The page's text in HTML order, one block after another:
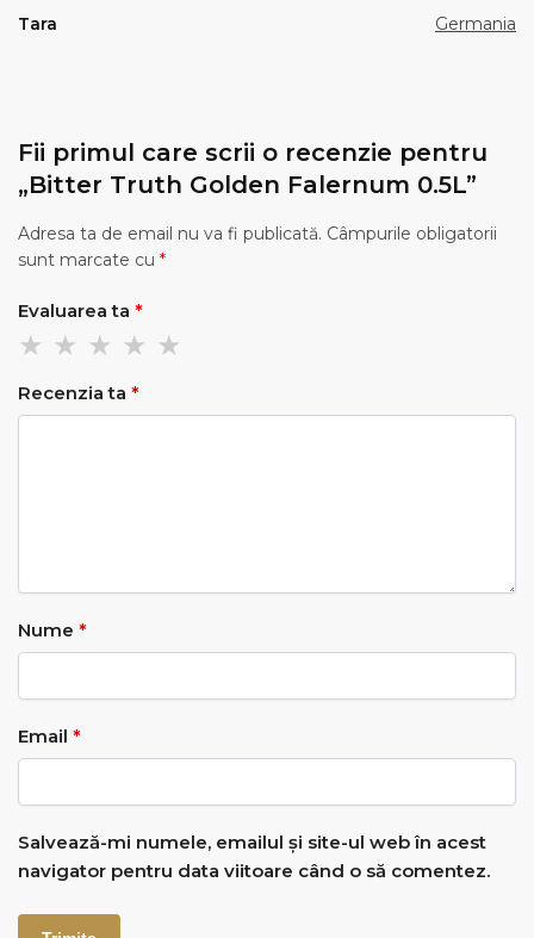
Tara Germania
Fii primul care scrii o recenzie pentru
„Bitter Truth Golden Falernum 0.5L”
Adresa ta de email nu va fi publicată. Câmpurile obligatorii
sunt marcate cu *
Evaluarea ta *
Recenzia ta *
Nume *
Email *
Salvează-mi numele, emailul și site-ul web în acest
navigator pentru data viitoare când o să comentez.